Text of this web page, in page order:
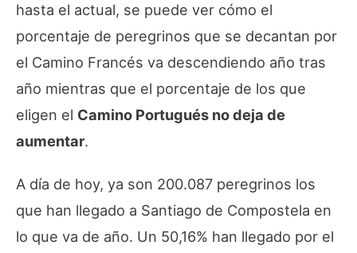
hasta el actual, se puede ver cómo el
porcentaje de peregrinos que se decantan por
el Camino Francés va descendiendo año tras
año mientras que el porcentaje de los que
eligen el Camino Portugués no deja de
aumentar.
A día de hoy, ya son 200.087 peregrinos los
que han llegado a Santiago de Compostela en
lo que va de año. Un 50,16% han llegado por el